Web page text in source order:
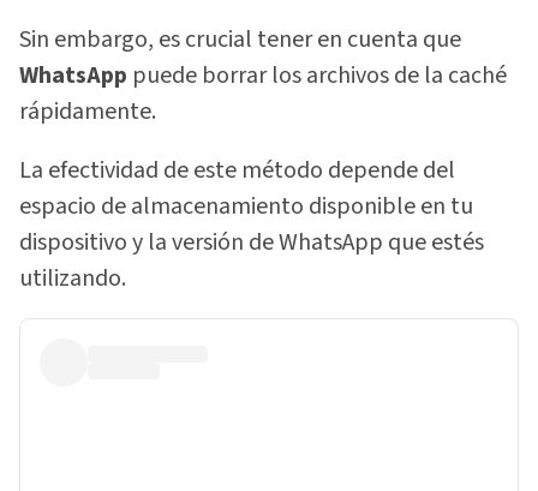
Sin embargo, es crucial tener en cuenta que
WhatsApp puede borrar los archivos de la caché
rápidamente.
La efectividad de este método depende del
espacio de almacenamiento disponible en tu
dispositivo y la versión de WhatsApp que estés
utilizando.